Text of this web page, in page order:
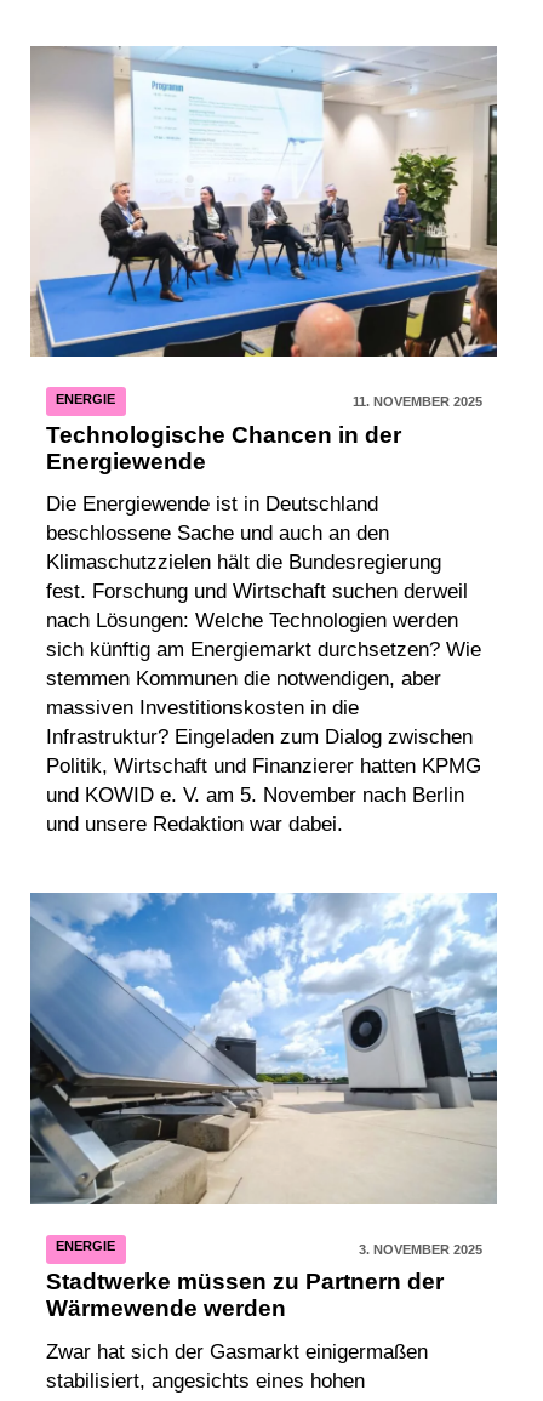
ENERGIE 11. NOVEMBER 2025
Technologische Chancen in der
Energiewende
Die Energiewende ist in Deutschland
beschlossene Sache und auch an den
Klimaschutzzielen hält die Bundesregierung
fest. Forschung und Wirtschaft suchen derweil
nach Lösungen: Welche Technologien werden
sich künftig am Energiemarkt durchsetzen? Wie
stemmen Kommunen die notwendigen, aber
massiven Investitionskosten in die
Infrastruktur? Eingeladen zum Dialog zwischen
Politik, Wirtschaft und Finanzierer hatten KPMG
und KOWID e. V. am 5. November nach Berlin
und unsere Redaktion war dabei.
ENERGIE 3. NOVEMBER 2025
Stadtwerke müssen zu Partnern der
Wärmewende werden
Zwar hat sich der Gasmarkt einigermaßen
stabilisiert, angesichts eines hohen